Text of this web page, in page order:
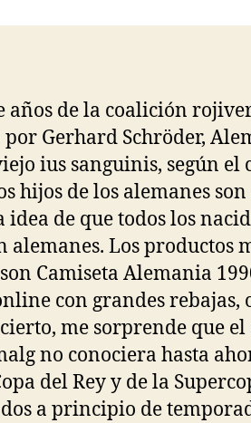
años de la coalición
Gerhard Schröder,
ius sanguinis, según el
hijos de los alemanes
de que todos los
alemanes. Los productos
Camiseta Alemania
con grandes rebajas,
me sorprende que
no conociera hasta
del Rey y de la
a principio de